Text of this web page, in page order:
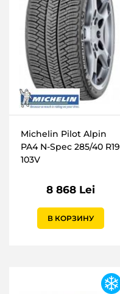
Michelin Pilot Alpin
PA4 N-Spec 285/40 R19
103V
8 868 Lei
В КОРЗИНУ